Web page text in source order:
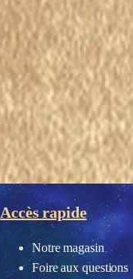
Accès rapide
Notre magasin
Foire aux questions